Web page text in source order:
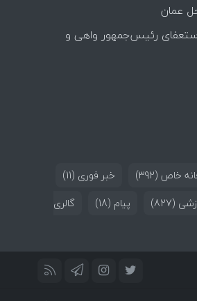
عمان
رئیس‌جمهور واهی و
خاص (392) خبر فوری (11)
(827) پیام (18)
گالری